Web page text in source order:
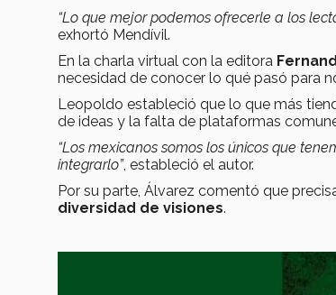
“Lo que mejor podemos ofrecerle a los
exhortó Mendívil.
En la charla virtual con la editora
necesidad de conocer lo qué pasó para
Leopoldo estableció que lo que más
de ideas y la falta de plataformas
“Los mexicanos somos los únicos que
integrarlo”, estableció el autor.
Por su parte, Álvarez comentó que
diversidad de visiones.